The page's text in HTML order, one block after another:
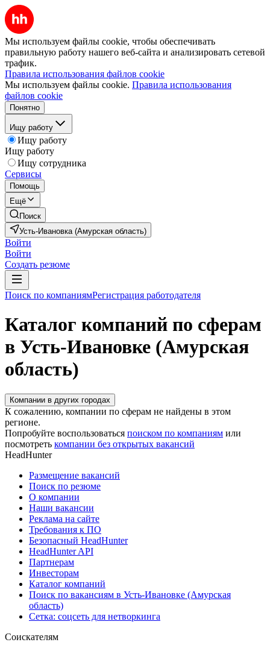
Мы используем файлы cookie, чтобы обеспечивать
правильную работу нашего веб-сайта и анализировать сетевой
трафик.
Правила использования файлов cookie
Мы используем файлы cookie. Правила использования
файлов cookie
Понятно
Ищу работу
Ищу работу
Ищу работу
Ищу сотрудника
Сервисы
Помощь
Ещё
Поиск
Усть-Ивановка (Амурская область)
Войти
Войти
Создать резюме
Поиск по компаниямРегистрация работодателя
Каталог компаний по сферам
в Усть-Ивановке (Амурская
область)
Компании в других городах
К сожалению, компании по сферам не найдены в этом
регионе.
Попробуйте воспользоваться поиском по компаниям или
посмотреть компании без открытых вакансий
HeadHunter
Размещение вакансий
Поиск по резюме
О компании
Наши вакансии
Реклама на сайте
Требования к ПО
Безопасный HeadHunter
HeadHunter API
Партнерам
Инвесторам
Каталог компаний
Поиск по вакансиям в Усть-Ивановке (Амурская
область)
Сетка: соцсеть для нетворкинга
Соискателям